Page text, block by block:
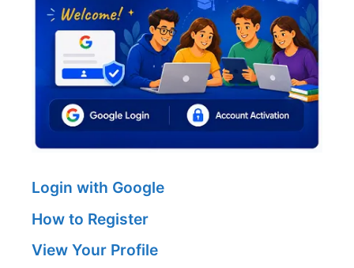
Login with Google
How to Register
View Your Profile